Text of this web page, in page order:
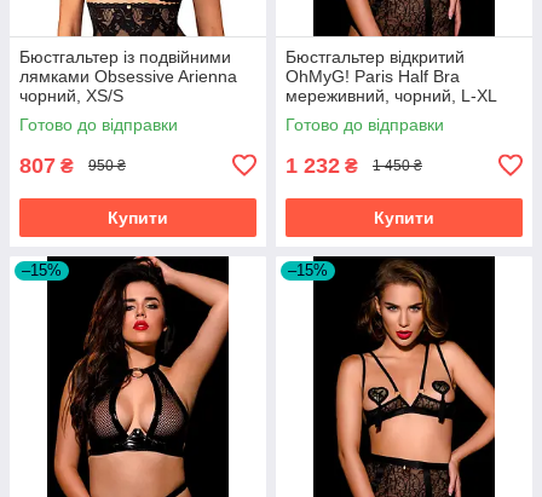
Бюстгальтер із подвійними
лямками Obsessive Arienna
чорний, XS/S
Готово до відправки
807 ₴ 950 ₴
Купити
Бюстгальтер відкритий
OhMyG! Paris Half Bra
мереживний, чорний, L-XL
Готово до відправки
1 232 ₴ 1 450 ₴
Купити
–15% –15%